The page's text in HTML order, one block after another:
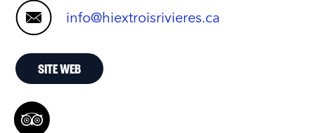
info@hiextroisrivieres.ca
SITE WEB